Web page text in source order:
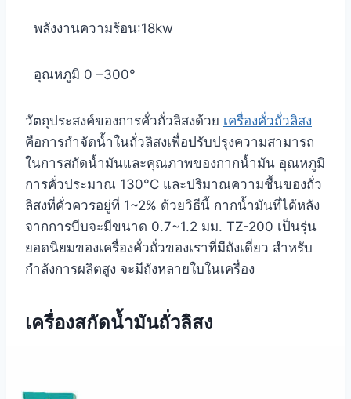
พลังงานความร้อน:18kw
อุณหภูมิ 0 –300°
วัตถุประสงค์ของการคั่วถั่วลิสงด้วย เครื่องคั่วถั่วลิสง
คือการกำจัดน้ำในถั่วลิสงเพื่อปรับปรุงความสามารถ
ในการสกัดน้ำมันและคุณภาพของกากน้ำมัน อุณหภูมิ
การคั่วประมาณ 130°C และปริมาณความชื้นของถั่ว
ลิสงที่คั่วควรอยู่ที่ 1~2% ด้วยวิธีนี้ กากน้ำมันที่ได้หลัง
จากการบีบจะมีขนาด 0.7~1.2 มม. TZ-200 เป็นรุ่น
ยอดนิยมของเครื่องคั่วถั่วของเราที่มีถังเดี่ยว สำหรับ
กำลังการผลิตสูง จะมีถังหลายใบในเครื่อง
เครื่องสกัดน้ำมันถั่วลิสง